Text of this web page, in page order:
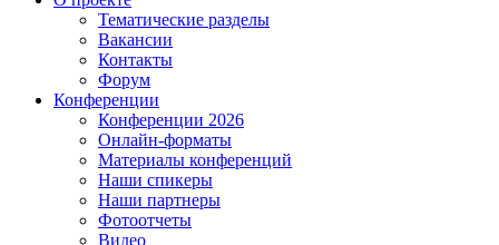
Тематические разделы
Вакансии
Контакты
Форум
Конференции
Конференции 2026
Онлайн-форматы
Материалы конференций
Наши спикеры
Наши партнеры
Фотоотчеты
Видео